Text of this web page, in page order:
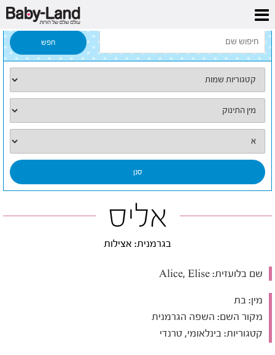
דף הבית
אליס
בגרמנית: אצילות
שם בלועזית:
מין: בת
מקור השם: השפה הגרמנית
קטגוריות: בינלאומי, טרנדי